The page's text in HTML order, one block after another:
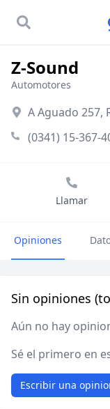
Z-Sound
Automotores
A Aguado 257,
(0341) 15-367-
Llamar
Opiniones
Sin opiniones
Aún no hay
Sé el primero en
Escribir una